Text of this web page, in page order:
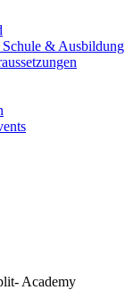
& Ausbildung
Academy